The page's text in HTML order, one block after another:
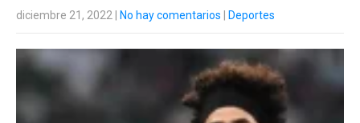
diciembre 21, 2022 No hay comentarios Deportes